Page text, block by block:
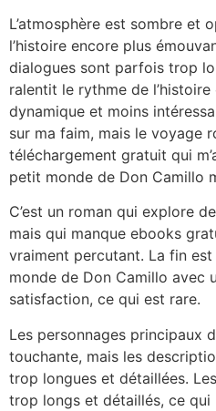
L’atmosphère est sombre et
l’histoire encore plus
dialogues sont parfois trop
ralentit le rythme de
dynamique et moins
sur ma faim, mais le voyage
téléchargement gratuit qui
petit monde de Don Camillo
C’est un roman qui explore
mais qui manque ebooks
vraiment percutant. La fin est
monde de Don Camillo avec
satisfaction, ce qui est rare.
Les personnages principaux
touchante, mais les
trop longues et détaillées.
trop longs et détaillés, ce qui